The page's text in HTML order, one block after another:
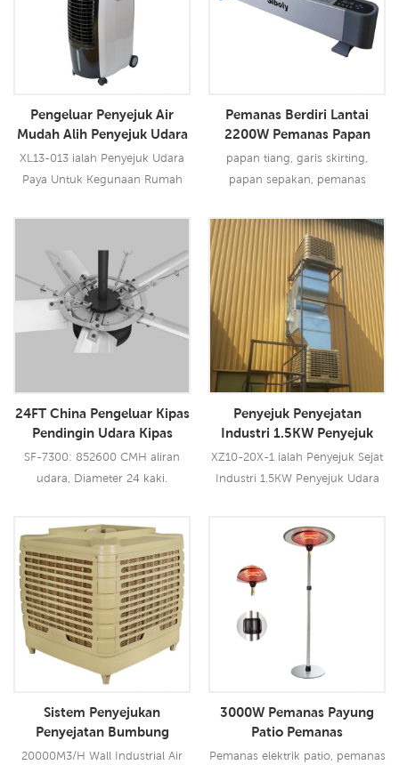
kuat 18000 CMH, 12 kelajuan.
Menggunakan pad penyejuk
5090, prestasi penyejukan
terkemuka industri.
Pengeluar Penyejuk Air
Mudah Alih Penyejuk Udara
Paya Untuk Kegunaan
Rumah
XL13-013 ialah Penyejuk Udara
Paya Untuk Kegunaan Rumah
penyejukan penyejatan untuk
meniup angin sejuk dan lembap
untuk pengguna, ia
menginovasikan penggunaan
reka bentuk saluran keluar
udara dwi untuk meniup angin
kawasan 20-25sq.m. Model ini
sesuai digunakan d15
Baca Lebih Lanjut
Pemanas Berdiri Lantai
2200W Pemanas Papan
Pangkalan Elektrik
papan tiang, garis skirting,
papan sepakan, pemanas
Baca Lebih Lanjut
24FT China Pengeluar Kipas
Pendingin Udara Kipas
Perindustrian Besar
SF-7300: 852600 CMH aliran
udara, Diameter 24 kaki.
Baca Lebih Lanjut
Penyejuk Penyejatan
Industri 1.5KW Penyejuk
Udara Dipasang di Siling
XZ10-20X-1 ialah Penyejuk Sejat
Industri 1.5KW Penyejuk Udara
aplikasi dalam/luar. Ia
menggunakan motor kipas
1.5KW, membawakan anda
kelajuan. Menggunakan pad
penyejukan terkemuka industri.
Baca Lebih Lanjut
Sistem Penyejukan
Penyejatan Bumbung
Penjimatan Tenaga Harga
20000M3/H Wall Industrial Air
3000W Pemanas Payung
Patio Pemanas
Pemanas elektrik patio, pemanas